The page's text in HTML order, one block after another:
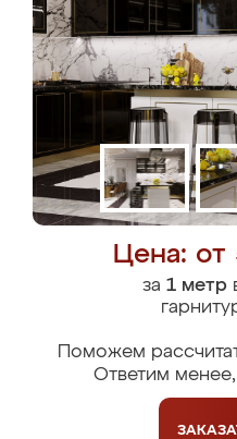
Цена:
за 1 метр
Поможем
Ответим